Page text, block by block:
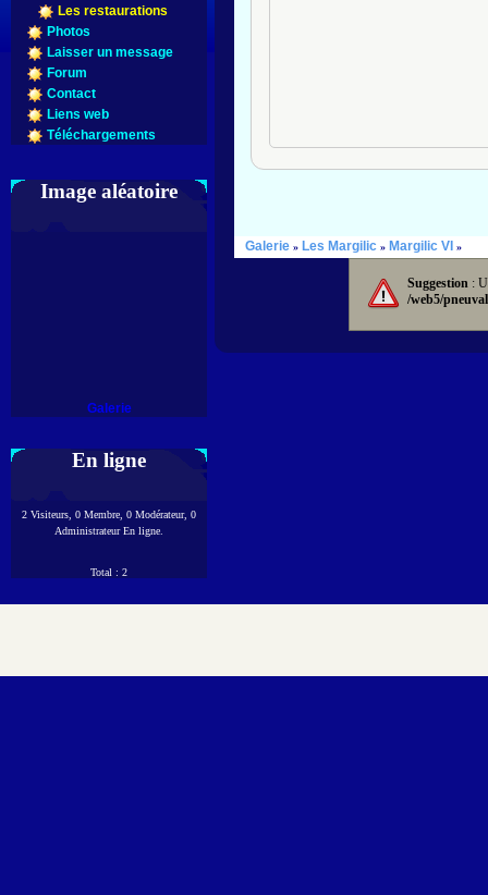
Les restaurations
Photos
Laisser un message
Forum
Contact
Liens web
Téléchargements
Image aléatoire
Galerie
En ligne
2 Visiteurs, 0 Membre, 0 Modérateur, 0
Administrateur En ligne.
Total : 2
Galerie» Les Margilic» Margilic VI »
Suggestion :
/web5/